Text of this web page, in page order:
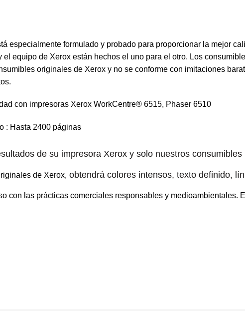
especialmente formulado y probado para proporcionar la mejor
el equipo de Xerox están hechos el uno para el otro. Los
originales de Xerox y no se conforme con imitaciones
con impresoras Xerox WorkCentre® 6515, Phaser 6510
: Hasta 2400 páginas
de su impresora Xerox y solo nuestros
de Xerox, obtendrá colores intensos, texto definido,
con las prácticas comerciales responsables y medioambientales.